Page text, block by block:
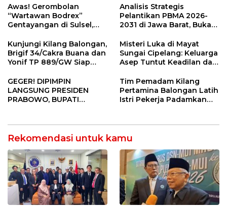
Prasodjo Terpojok!
Awas! Gerombolan
“Wartawan Bodrex”
Gentayangan di Sulsel,
Analisis Strategis
Pelantikan PBMA 2026-
2031 di Jawa Barat, Bukan
Kunjungi Kilang Balongan,
Brigif 34/Cakra Buana dan
Yonif TP 889/GW Siap
Obvitnas
Misteri Luka di Mayat
Sungai Cipelang: Keluarga
Asep Tuntut Keadilan dan
GEGER! DIPIMPIN
LANGSUNG PRESIDEN
PRABOWO, BUPATI
Alasannya?
Tim Pemadam Kilang
Pertamina Balongan Latih
Istri Pekerja Padamkan
Rekomendasi untuk kamu